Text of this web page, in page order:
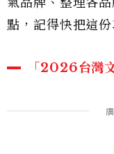
點，記得快把這份
「2026台灣